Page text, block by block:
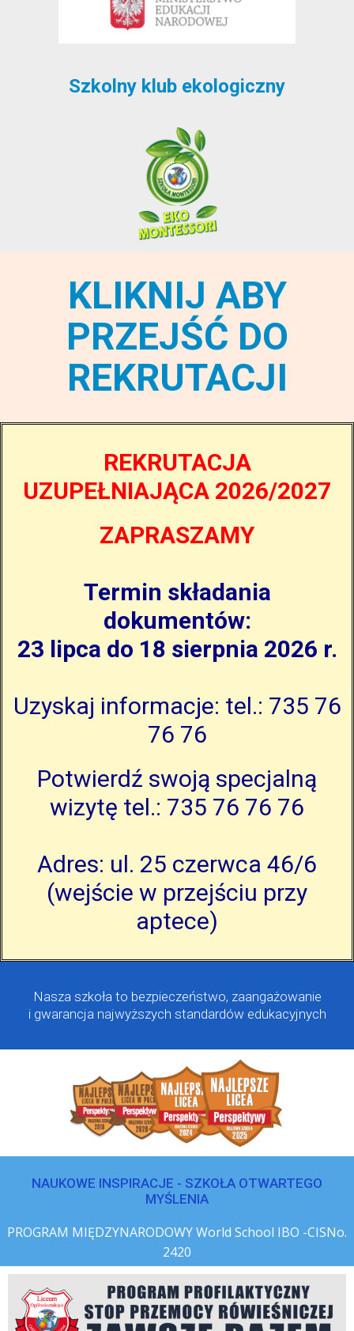
Szkolny klub ekologiczny
KLIKNIJ ABY
PRZEJŚĆ DO
REKRUTACJI
REKRUTACJA
UZUPEŁNIAJĄCA 2026/2027
ZAPRASZAMY
Termin składania
dokumentów:
23 lipca do 18 sierpnia 2026 r.
Uzyskaj informacje: tel.: 735 76
76 76
Potwierdź swoją specjalną
wizytę tel.: 735 76 76 76
Adres: ul. 25 czerwca 46/6
(wejście w przejściu przy
aptece)
Nasza szkoła to bezpieczeństwo, zaangażowanie
i gwarancja najwyższych standardów edukacyjnych
NAUKOWE INSPIRACJE - SZKOŁA OTWARTEGO
MYŚLENIA
PROGRAM MIĘDZYNARODOWY World School IBO -CISNo.
2420